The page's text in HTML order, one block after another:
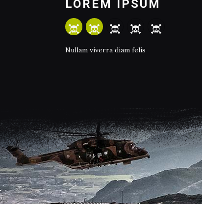
LOREM IPSUM
Nullam viverra diam felis